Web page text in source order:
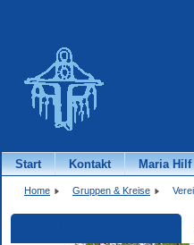
Start Kontakt Maria Hilf
Home Gruppen & Kreise